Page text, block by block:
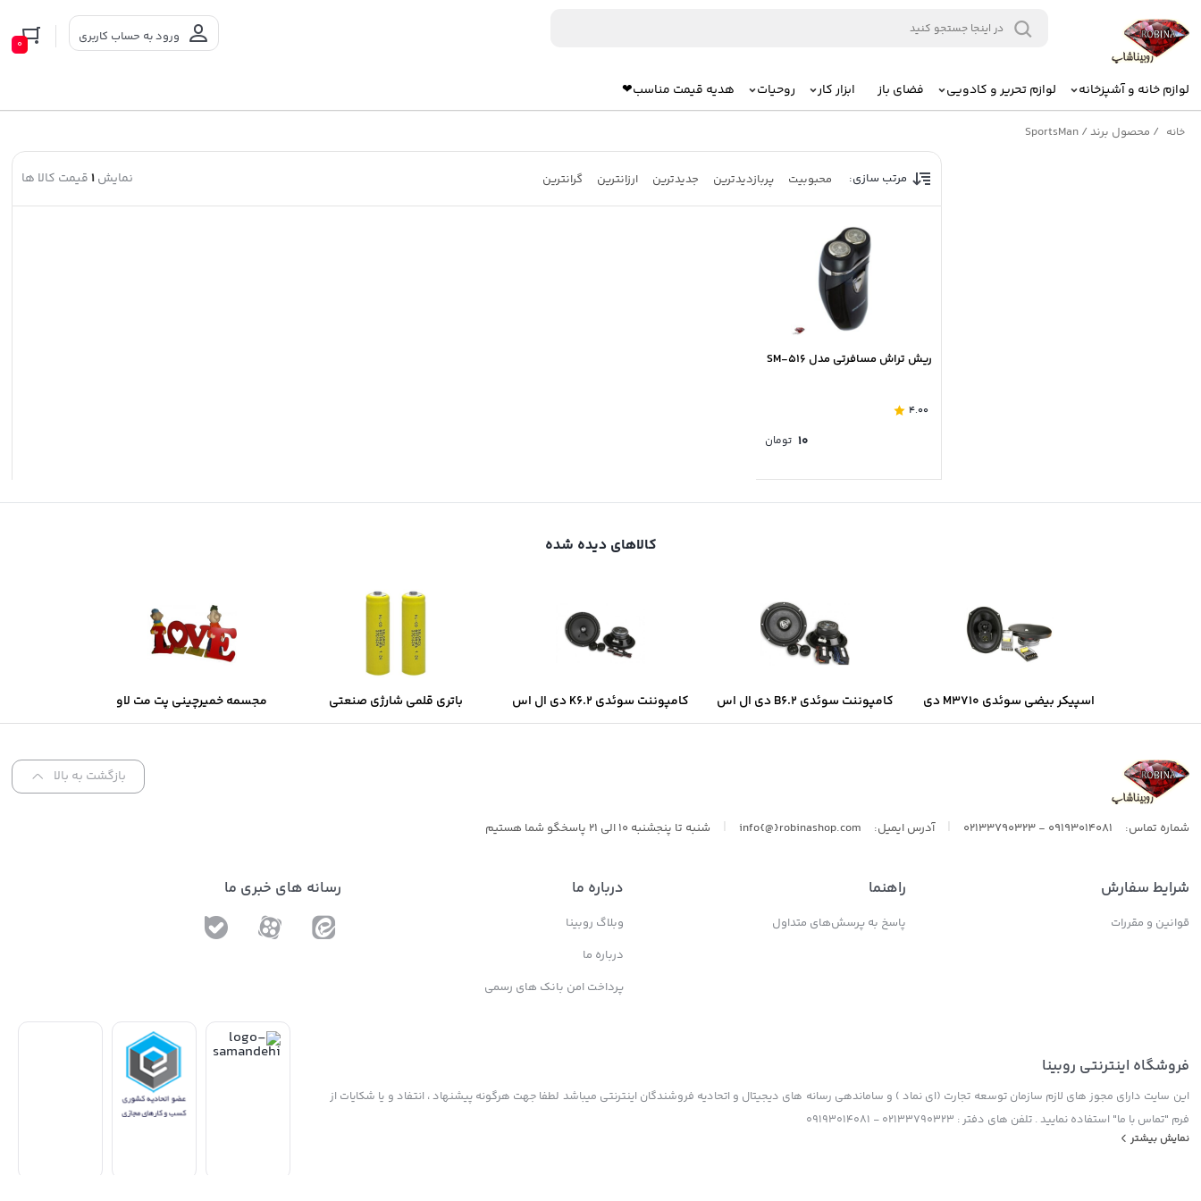
ورود به حساب کاربری 0
لوازم خانه و آشپزخانه لوازم تحریر و کادویی فضای باز ابزار کار روحیات هدیه قیمت مناسب❤
خانه / محصول برند /
SportsMan
مرتب سازی: محبوبیت پربازدیدترین جدیدترین ارزانترین گرانترین نمایش1 قیمت کالا ها
ریش تراش مسافرتی مدل SM-516
4.00
۱۰ تومان
کالاهای دیده شده
اسپیکر بیضی سوئدی M3710 دی
ال اس
کامپوننت سوئدی B6.2 دی ال اس کامپوننت سوئدی K6.2 دی ال اس
باتری قلمی شارژی صنعتی
سولونیکس Solonix
مجسمه خمیرچینی پت مت لاو
بازگشت به بالا
شماره تماس: 09193014081 - 02133790323 آدرس ایمیل: info{@}robinashop.com شنبه تا پنجشنبه 10 الی 21 پاسخگو شما هستیم
شرایط سفارش
قوانین و مقررات
راهنما
پاسخ به پرسش‌های متداول
درباره ما
وبلاگ روبینا
درباره ما
پرداخت امن بانک های رسمی
رسانه های خبری ما
فروشگاه اینترنتی روبینا
این سایت دارای مجوز های لازم سازمان توسعه تجارت (ای نماد ) و ساماندهی رسانه های دیجیتال و اتحادیه فروشندگان اینترنتی میباشد لطفا جهت هرگونه پیشنهاد ، انتفاد و یا شکایات از
فرم "تماس با ما" استفاده نمایید . تلفن های دفتر : 02133790323 - 09193014081
نمایش بیشتر